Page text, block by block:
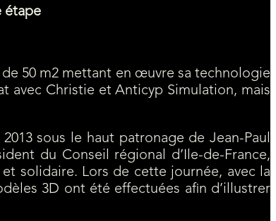
étape
50 m2 mettant en œuvre sa technologie
avec Christie et Anticyp Simulation, mais
sous le haut patronage de Jean-Paul
du Conseil régional d’Ile-de-France,
solidaire. Lors de cette journée, avec la
3D ont été effectuées afin d’illustrer